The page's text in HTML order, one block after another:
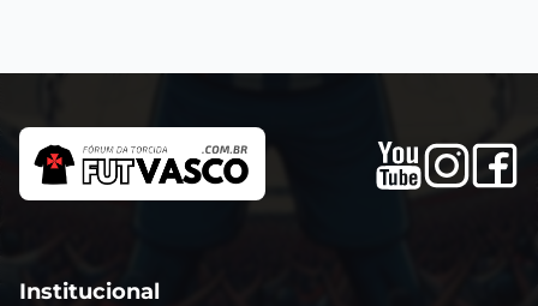
Institucional